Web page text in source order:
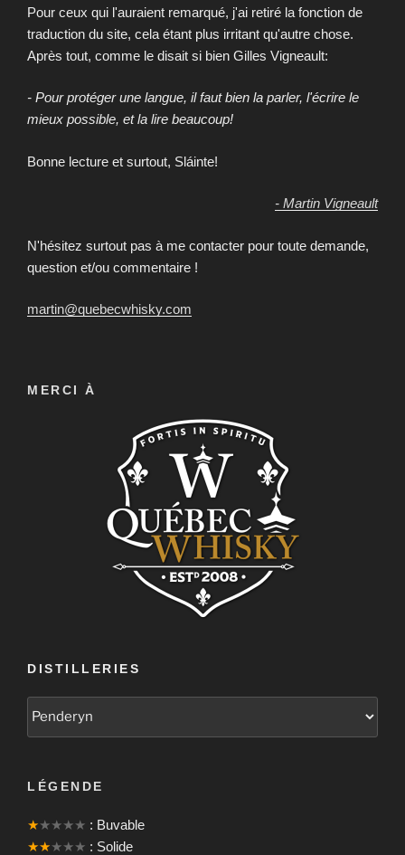
Pour ceux qui l'auraient remarqué, j'ai retiré la fonction de
traduction du site, cela étant plus irritant qu'autre chose.
Après tout, comme le disait si bien Gilles Vigneault:
- Pour protéger une langue, il faut bien la parler, l'écrire le
mieux possible, et la lire beaucoup!
Bonne lecture et surtout, Sláinte!
- Martin Vigneault
N'hésitez surtout pas à me contacter pour toute demande,
question et/ou commentaire !
martin@quebecwhisky.com
MERCI À
DISTILLERIES
LÉGENDE
★★★★★ : Buvable
★★★★★ : Solide